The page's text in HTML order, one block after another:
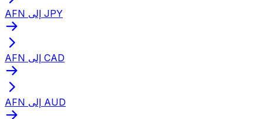
AFN إلى JPY
AFN إلى CAD
AFN إلى AUD